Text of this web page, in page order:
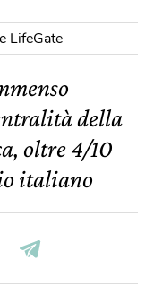
LifeGate
della
oltre 4/10
italiano